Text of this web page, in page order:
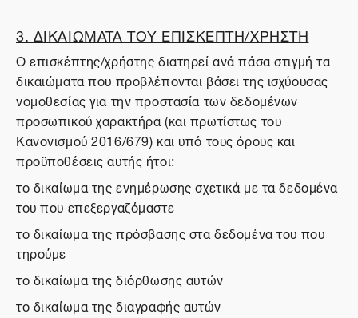
3. ΔΙΚΑΙΩΜΑΤΑ ΤΟΥ ΕΠΙΣΚΕΠΤΗ/ΧΡΗΣΤΗ
Ο επισκέπτης/χρήστης διατηρεί ανά πάσα στιγμή τα
δικαιώματα που προβλέπονται βάσει της ισχύουσας
νομοθεσίας για την προστασία των δεδομένων
προσωπικού χαρακτήρα (και πρωτίστως του
Κανονισμού 2016/679) και υπό τους όρους και
προϋποθέσεις αυτής ήτοι:
το δικαίωμα της ενημέρωσης σχετικά με τα δεδομένα
του που επεξεργαζόμαστε
το δικαίωμα της πρόσβασης στα δεδομένα του που
τηρούμε
το δικαίωμα της διόρθωσης αυτών
το δικαίωμα της διαγραφής αυτών